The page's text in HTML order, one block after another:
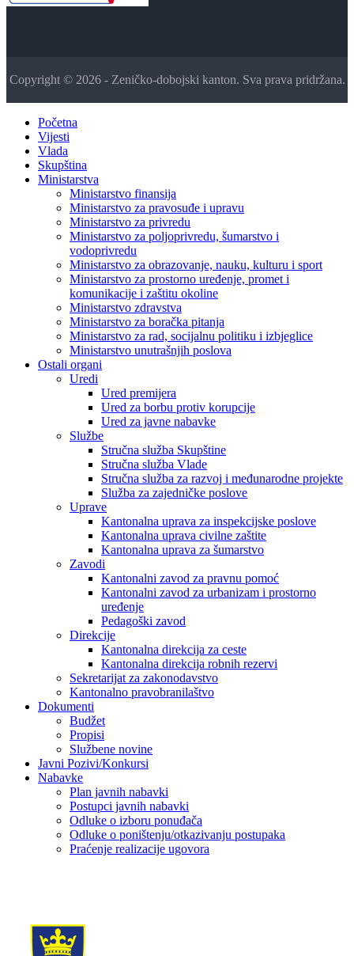
Copyright © 2026 - Zeničko-dobojski kanton. Sva prava pridržana.
Početna
Vijesti
Vlada
Skupština
Ministarstva
Ministarstvo finansija
Ministarstvo za pravosuđe i upravu
Ministarstvo za privredu
Ministarstvo za poljoprivredu, šumarstvo i
vodoprivredu
Ministarstvo za obrazovanje, nauku, kulturu i sport
Ministarstvo za prostorno uređenje, promet i
komunikacije i zaštitu okoline
Ministarstvo zdravstva
Ministarstvo za boračka pitanja
Ministarstvo za rad, socijalnu politiku i izbjeglice
Ministarstvo unutrašnjih poslova
Ostali organi
Uredi
Ured premijera
Ured za borbu protiv korupcije
Ured za javne nabavke
Službe
Stručna služba Skupštine
Stručna služba Vlade
Stručna služba za razvoj i međunarodne projekte
Služba za zajedničke poslove
Uprave
Kantonalna uprava za inspekcijske poslove
Kantonalna uprava civilne zaštite
Kantonalna uprava za šumarstvo
Zavodi
Kantonalni zavod za pravnu pomoć
Kantonalni zavod za urbanizam i prostorno
uređenje
Pedagoški zavod
Direkcije
Kantonalna direkcija za ceste
Kantonalna direkcija robnih rezervi
Sekretarijat za zakonodavstvo
Kantonalno pravobranilaštvo
Dokumenti
Budžet
Propisi
Službene novine
Javni Pozivi/Konkursi
Nabavke
Plan javnih nabavki
Postupci javnih nabavki
Odluke o izboru ponuđača
Odluke o poništenju/otkazivanju postupaka
Praćenje realizacije ugovora